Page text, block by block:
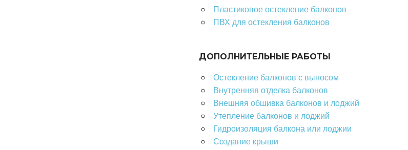
Пластиковое остекление балконов
ПВХ для остекления балконов
ДОПОЛНИТЕЛЬНЫЕ РАБОТЫ
Остекление балконов с выносом
Внутренняя отделка балконов
Внешняя обшивка балконов и лоджий
Утепление балконов и лоджий
Гидроизоляция балкона или лоджии
Создание крыши